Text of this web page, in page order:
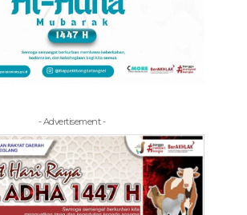
- Advertisement -